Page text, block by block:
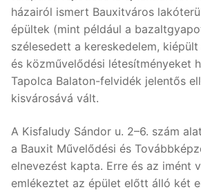
házairól ismert Bauxitváros
épültek (mint például a
szélesedett a kereskedelem,
és közművelődési létesítményeket
Tapolca Balaton-felvidék jelentős
kisvárosává vált.
A Kisfaludy Sándor u. 2–6. szám
a Bauxit Művelődési és
elnevezést kapta. Erre és az imént
emlékeztet az épület előtt álló két